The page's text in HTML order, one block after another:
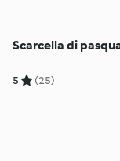
Scarcella di
5 (25)